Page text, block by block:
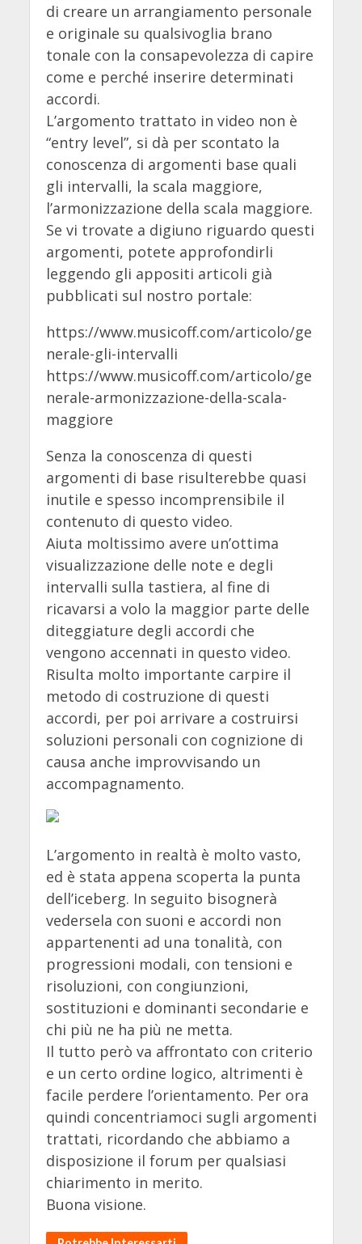
di creare un arrangiamento personale
e originale su qualsivoglia brano
tonale con la consapevolezza di capire
come e perché inserire determinati
accordi.
L’argomento trattato in video non è
“entry level”, si dà per scontato la
conoscenza di argomenti base quali
gli intervalli, la scala maggiore,
l’armonizzazione della scala maggiore.
Se vi trovate a digiuno riguardo questi
argomenti, potete approfondirli
leggendo gli appositi articoli già
pubblicati sul nostro portale:
https://www.musicoff.com/articolo/ge
nerale-gli-intervalli
https://www.musicoff.com/articolo/ge
nerale-armonizzazione-della-scala-
maggiore
Senza la conoscenza di questi
argomenti di base risulterebbe quasi
inutile e spesso incomprensibile il
contenuto di questo video.
Aiuta moltissimo avere un’ottima
visualizzazione delle note e degli
intervalli sulla tastiera, al fine di
ricavarsi a volo la maggior parte delle
diteggiature degli accordi che
vengono accennati in questo video.
Risulta molto importante carpire il
metodo di costruzione di questi
accordi, per poi arrivare a costruirsi
soluzioni personali con cognizione di
causa anche improvvisando un
accompagnamento.
L’argomento in realtà è molto vasto,
ed è stata appena scoperta la punta
dell’iceberg. In seguito bisognerà
vedersela con suoni e accordi non
appartenenti ad una tonalità, con
progressioni modali, con tensioni e
risoluzioni, con congiunzioni,
sostituzioni e dominanti secondarie e
chi più ne ha più ne metta.
Il tutto però va affrontato con criterio
e un certo ordine logico, altrimenti è
facile perdere l’orientamento. Per ora
quindi concentriamoci sugli argomenti
trattati, ricordando che abbiamo a
disposizione il forum per qualsiasi
chiarimento in merito.
Buona visione.